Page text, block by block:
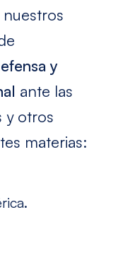
y
ante las
y otros
materias: